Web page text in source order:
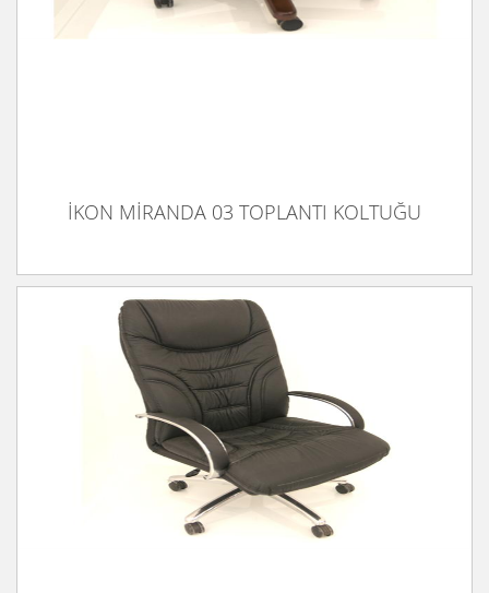
İKON MİRANDA 03 TOPLANTI KOLTUĞU
İKON NİTRO 01 YÖNETİCİ KOLTUĞU